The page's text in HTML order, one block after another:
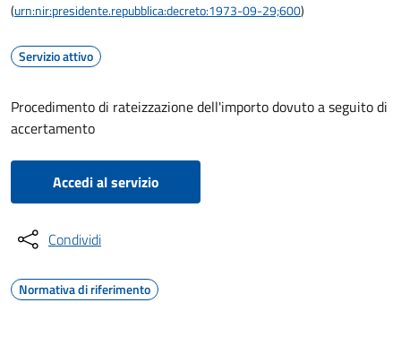
(urn:nir:presidente.repubblica:decreto:1973-09-29;600)
Servizio attivo
Procedimento di rateizzazione dell'importo dovuto a seguito di
accertamento
Accedi al servizio
Condividi
Normativa di riferimento